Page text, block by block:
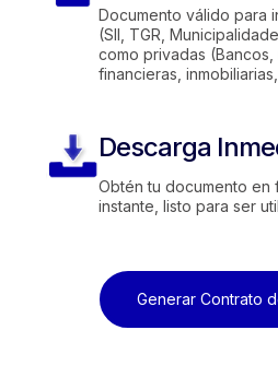
Documento válido para
(SII, TGR,
como privadas (Bancos,
financieras,
Descarga
Obtén tu documento en
instante, listo para ser
Generar Contrato